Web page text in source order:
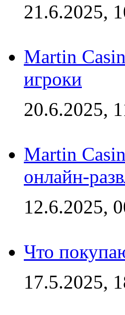
21.6.2025,
Martin
игроки
20.6.2025,
Martin
онлайн-
12.6.2025,
Что
17.5.2025,